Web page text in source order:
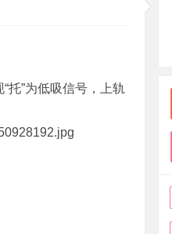
托”为低吸信号，上轨